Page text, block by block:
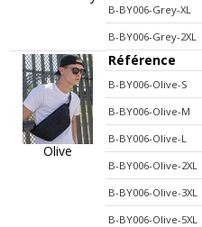
B-BY006-Grey-XL
B-BY006-Grey-2XL
Olive
Référence
B-BY006-Olive-S
B-BY006-Olive-M
B-BY006-Olive-L
B-BY006-Olive-2XL
B-BY006-Olive-3XL
B-BY006-Olive-5XL